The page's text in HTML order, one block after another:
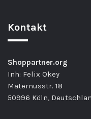
Kontakt
Shoppartner.org
Inh: Felix Okey
Maternusstr. 18
50996 Köln,